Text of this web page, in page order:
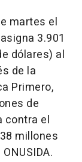
martes el
3.901
dólares) al
de la
Primero,
de
contra el
millones